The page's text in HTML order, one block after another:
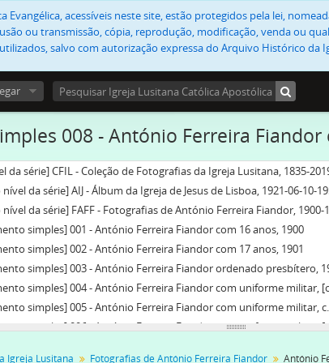
acessíveis neste site, estão protegidos pela lei,
ou transmissão, cópia, reprodução, modificação, venda ou
salvo com autorização expressa do Arquivo Histórico da
008 - António Ferreira
da série] CFIL - Coleção de Fotografias da Igreja Lusitana, 1835-
da série] AIJ - Álbum da Igreja de Jesus de Lisboa, 1921-06-10-
nível da série] FAFF - Fotografias de António Ferreira Fiandor, 1900-
simples] 001 - António Ferreira Fiandor com 16 anos, 1900
simples] 002 - António Ferreira Fiandor com 17 anos, 1901
simples] 003 - António Ferreira Fiandor ordenado presbítero,
simples] 004 - António Ferreira Fiandor com uniforme militar,
simples] 005 - António Ferreira Fiandor com uniforme militar,
simples] 006 - António Ferreira Fiandor com uniforme militar,
Igreja Lusitana Fotografias de António Ferreira Fiandor